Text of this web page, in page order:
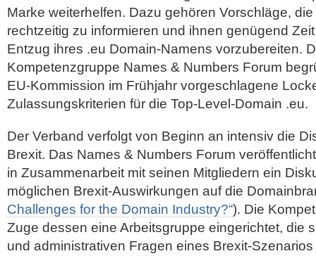
Marke weiterhelfen. Dazu gehören Vorschläge,
rechtzeitig zu informieren und ihnen genügend
Entzug ihres .eu Domain-Namens vorzubereiten.
Kompetenzgruppe Names & Numbers Forum
EU-Kommission im Frühjahr vorgeschlagene
Zulassungskriterien für die Top-Level-Domain .eu.
Der Verband verfolgt von Beginn an intensiv die
Brexit. Das Names & Numbers Forum
in Zusammenarbeit mit seinen Mitgliedern ein
möglichen Brexit-Auswirkungen auf die
Challenges for the Domain Industry?“). Die
Zuge dessen eine Arbeitsgruppe eingerichtet, die
und administrativen Fragen eines Brexit-